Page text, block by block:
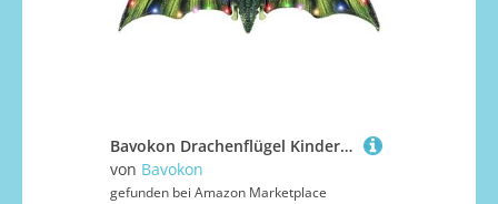
Bavokon Drachenflügel Kinder - Halloween Elektro-Dinosaurierflügel - Realistisches Kinderkostüm Mit LED-Lichtern Und Musik Für Kleinkinder Geburtstag Weihnachten
von Bavokon
gefunden bei Amazon Marketplace